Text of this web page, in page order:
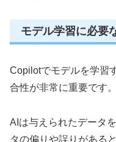
モデル学習に必要
Copilotでモデルを学習
合性が非常に重要です。
AIは与えられたデータ
タの偏りや誤りがある